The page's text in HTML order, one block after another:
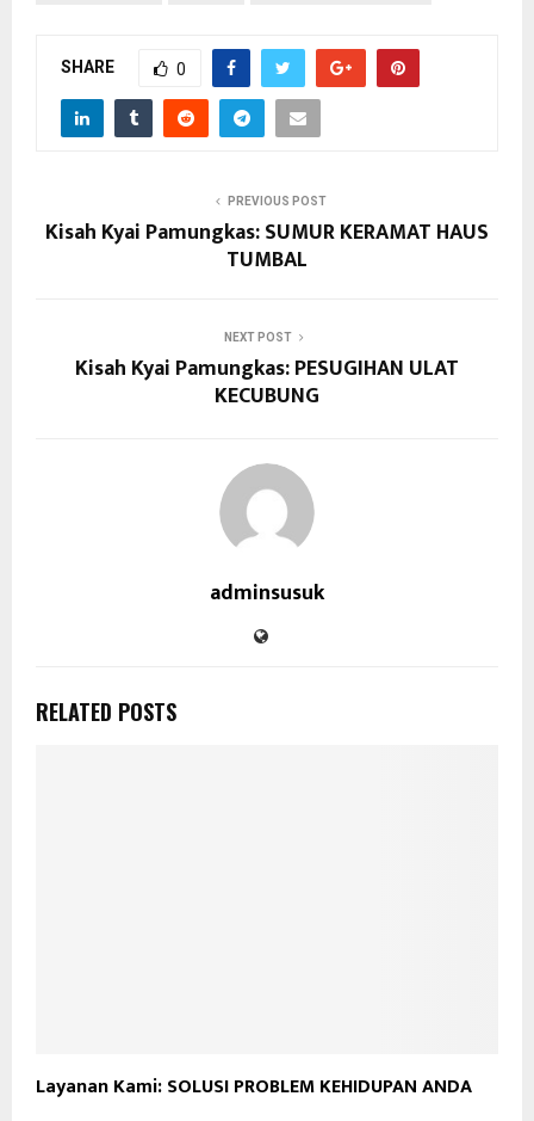
SHARE 0
PREVIOUS POST
Kisah Kyai Pamungkas: SUMUR KERAMAT HAUS
TUMBAL
NEXT POST
Kisah Kyai Pamungkas: PESUGIHAN ULAT
KECUBUNG
adminsusuk
RELATED POSTS
Layanan Kami: SOLUSI PROBLEM KEHIDUPAN ANDA